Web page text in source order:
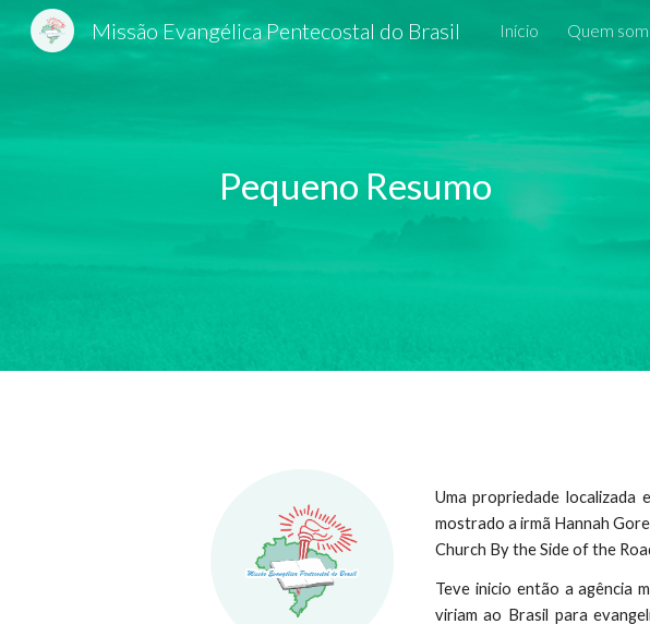
Skip to main content
Missão Evangélica Pentecostal do Brasil Início Quem
Pequeno Resumo
Uma propriedade
mostrado a irmã Hannah
Church By the Side of the
Teve inicio então a agência
viriam ao Brasil para